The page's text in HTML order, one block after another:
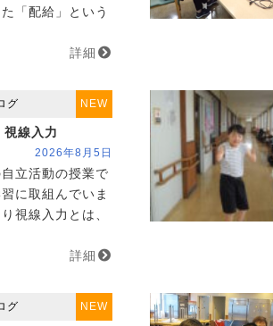
「配給」という
詳細
NEW
グ
視線入力
2026年8月5日
立活動の授業で
に取組んでいま
視線入力とは、
詳細
NEW
グ